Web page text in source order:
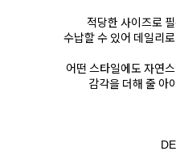
적당한 사이즈로
수납할 수 있어 데일리
어떤 스타일에도 자연
감각을 더해 줄 아